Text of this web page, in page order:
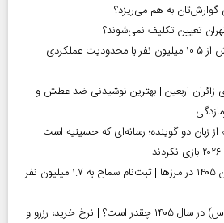
گوارش‌تان به هم می‌ریزد؟
تعیین تکلیف نمی‌شوند؟
آمار معلولیت در ایران | بیش از ۱۰.۵ میلیون نفر با محدودیت عملکردی
اربعین | بهترین نوشیدنی ضد عطش و
از زبان دو گوینده؛ رسانه‌ای که حسینیه است
آغاز رسمی برنامه‌های اربعین ۱۴۰۵ در مرز‌ها | ثبت‌نام سماح به ۱.۷ میلیون نفر
قیمت قبر در بهشت زهرا (س) در سال ۱۴۰۵ چقدر است؟ | نرخ خرید، رزرو و